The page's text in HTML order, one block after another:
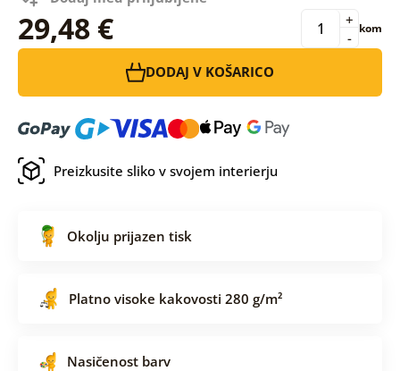
29,48 € -
+ kom
DODAJ V KOŠARICO
Preizkusite sliko v svojem interierju
Okolju prijazen tisk
Platno visoke kakovosti 280 g/m²
Nasičenost barv